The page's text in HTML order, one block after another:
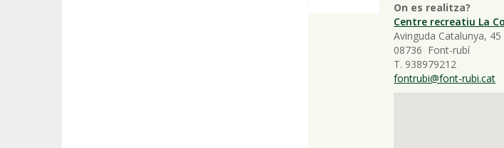
On es realitza?
Centre recreatiu La
Avinguda Catalunya, 45
08736 Font-rubí
T. 938979212
fontrubi@font-rubi.cat